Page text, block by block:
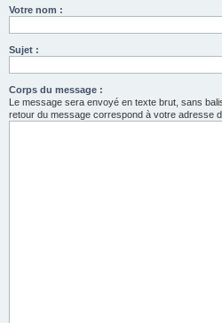
Votre nom :
Sujet :
Corps du message :
Le message sera envoyé en texte brut, sans
retour du message correspond à votre adresse